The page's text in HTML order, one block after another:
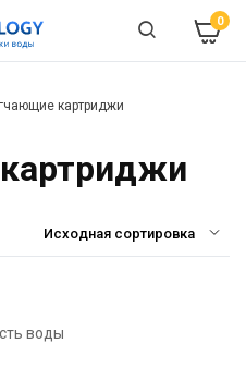
0
картриджи
воды